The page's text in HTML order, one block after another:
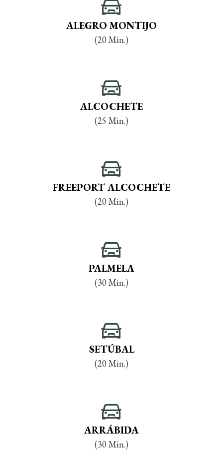
ALEGRO MONTIJO
(20 Min.)
ALCOCHETE
(25 Min.)
FREEPORT ALCOCHETE
(20 Min.)
PALMELA
(30 Min.)
SETÚBAL
(20 Min.)
ARRÁBIDA
(30 Min.)